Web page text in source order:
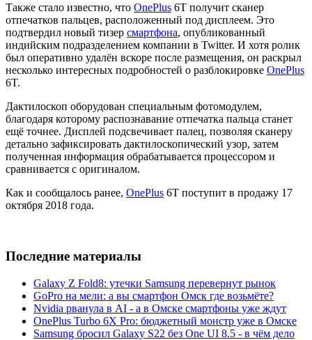
Также стало известно, что OnePlus 6T получит сканер
отпечатков пальцев, расположенный под дисплеем. Это
подтвердил новый тизер смартфона, опубликованный
индийским подразделением компании в Twitter. И хотя ролик
был оперативно удалён вскоре после размещения, он раскрыл
несколько интересных подробностей о разблокировке OnePlus
6T.
Дактилоскоп оборудован специальным фотомодулем,
благодаря которому распознавание отпечатка пальца станет
ещё точнее. Дисплей подсвечивает палец, позволяя сканеру
детально зафиксировать дактилоскопический узор, затем
полученная информация обрабатывается процессором и
сравнивается с оригиналом.
Как и сообщалось ранее, OnePlus 6T поступит в продажу 17
октября 2018 года.
Последние материалы
Galaxy Z Fold8: утечки Samsung перевернут рынок
GoPro на мели: а вы смартфон Омск где возьмёте?
Nvidia рванула в AI - а в Омске смартфоны уже ждут
OnePlus Turbo 6X Pro: бюджетный монстр уже в Омске
Samsung бросил Galaxy S22 без One UI 8.5 - в чём дело